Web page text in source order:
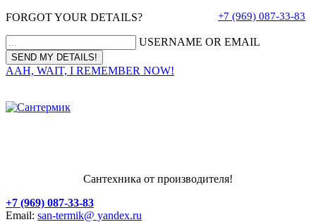
FORGOT YOUR DETAILS?
USERNAME OR EMAIL
AAH, WAIT, I REMEMBER NOW!
+7 (969) 087-33-83
Сантехника от производителя!
+7 (969) 087-33-83
Email: san-termik@ yandex.ru